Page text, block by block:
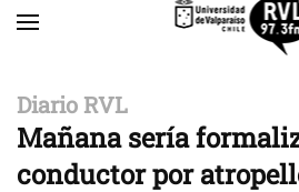
Diario RVL
Mañana sería
conductor por